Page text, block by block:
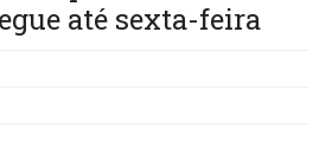
até sexta-feira